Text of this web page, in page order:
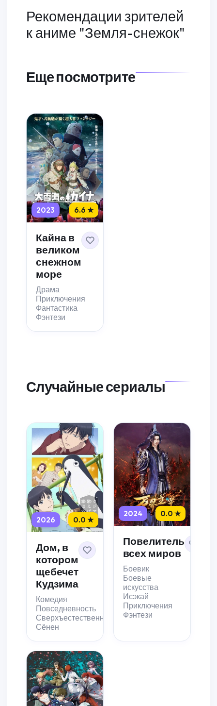
Рекомендации зрителей
к аниме "Земля-снежок"
Еще посмотрите
2023 6.6 ★
Кайна в
великом
снежном
море
Драма
Приключения
Фантастика
Фэнтези
Случайные сериалы
2026 0.0 ★
Дом, в
котором
щебечет
Кудзима
Комедия
Повседневность
Сверхъестественное
Сёнен
2024 0.0 ★
Повелитель
всех миров
Боевик
Боевые
искусства
Исэкай
Приключения
Фэнтези